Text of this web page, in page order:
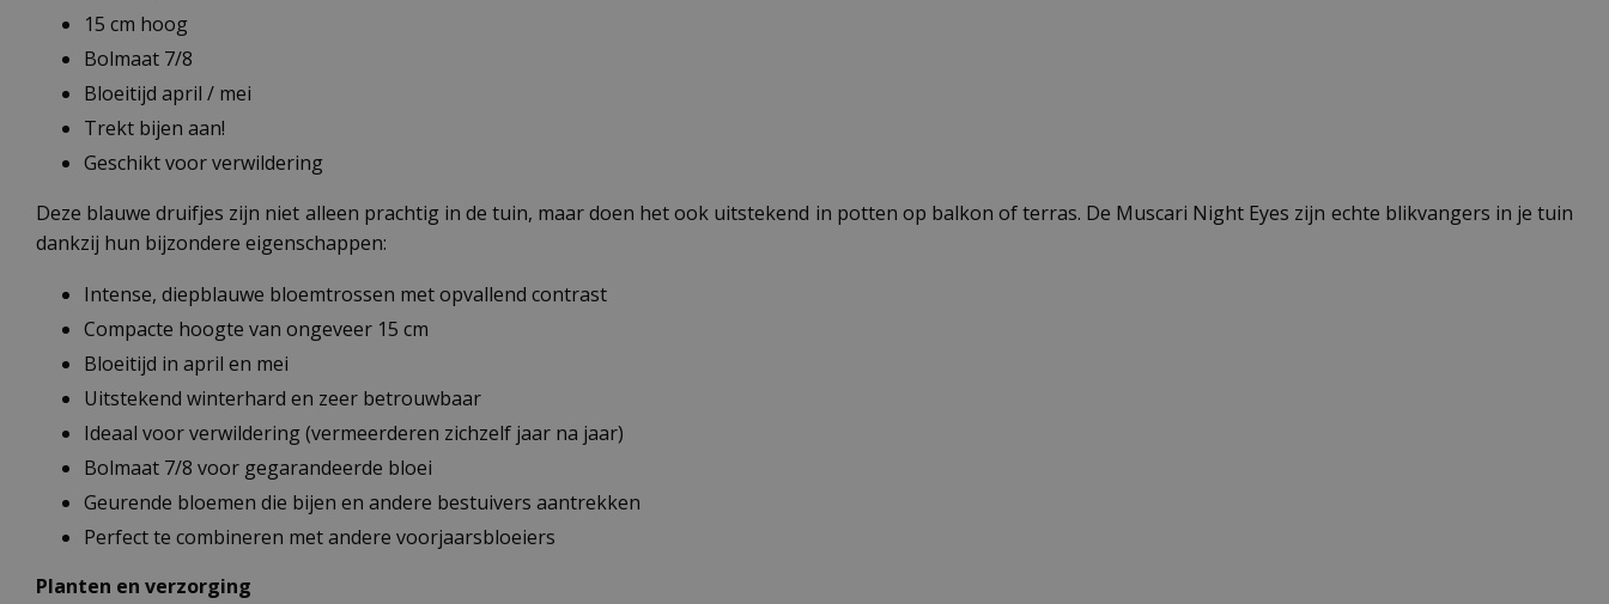
15 cm hoog
Bolmaat 7/8
Bloeitijd april / mei
Trekt bijen aan!
Geschikt voor verwildering
Deze blauwe druifjes zijn niet alleen prachtig in de tuin, maar doen het ook uitstekend in potten op balkon of terras. De Muscari Night Eyes zijn echte blikvangers in je tuin
dankzij hun bijzondere eigenschappen:
Intense, diepblauwe bloemtrossen met opvallend contrast
Compacte hoogte van ongeveer 15 cm
Bloeitijd in april en mei
Uitstekend winterhard en zeer betrouwbaar
Ideaal voor verwildering (vermeerderen zichzelf jaar na jaar)
Bolmaat 7/8 voor gegarandeerde bloei
Geurende bloemen die bijen en andere bestuivers aantrekken
Perfect te combineren met andere voorjaarsbloeiers
Planten en verzorging